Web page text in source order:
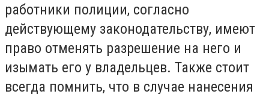
работники полиции, согласно
действующему законодательству, имеют
право отменять разрешение на него и
изымать его у владельцев. Также стоит
всегда помнить, что в случае нанесения